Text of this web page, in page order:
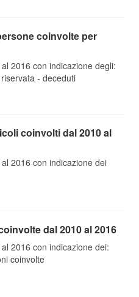
coinvolte per
2016 con indicazione degli:
- deceduti
coinvolti dal 2010 al
2016 con indicazione dei
dal 2010 al 2016
2016 con indicazione dei:
coinvolte